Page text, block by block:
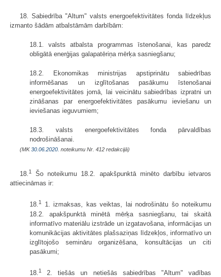
18. Sabiedrība "Altum" valsts energoefektivitātes fonda līdzekļus
izmanto šādām atbalstāmām darbībām:
18.1. valsts atbalsta programmas īstenošanai, kas paredz
obligātā enerģijas galapatēriņa mērķa sasniegšanu;
18.2. Ekonomikas ministrijas apstiprinātu sabiedrības
informēšanas un izglītošanas pasākumu īstenošanai
energoefektivitātes jomā, lai veicinātu sabiedrības izpratni un
zināšanas par energoefektivitātes pasākumu ieviešanu un
ieviešanas ieguvumiem;
18.3. valsts energoefektivitātes fonda pārvaldības
nodrošināšanai.
(MK30.06.2020. noteikumu Nr. 412 redakcijā)
18.1
Šo noteikumu 18.2. apakšpunktā minēto darbību ietvaros
attiecināmas ir:
18.1
1. izmaksas, kas veiktas, lai nodrošinātu šo noteikumu
18.2. apakšpunktā minētā mērķa sasniegšanu, tai skaitā
informatīvo materiālu izstrāde un izgatavošana, informācijas un
komunikācijas aktivitātes plašsaziņas līdzekļos, informatīvo un
izglītojošo semināru organizēšana, konsultācijas un citi
pasākumi;
18. 1
2. tiešās un netiešās sabiedrības "Altum" vadības